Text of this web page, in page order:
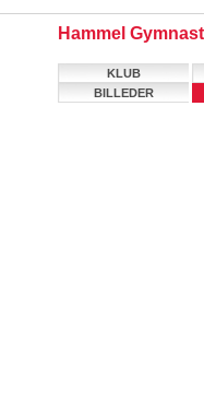
Hammel
KLUB
BILLEDER